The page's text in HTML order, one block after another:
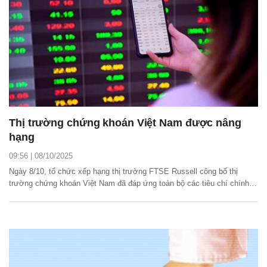
Thị trường chứng khoán Việt Nam được nâng
hạng
09:56 | 08/10/2025
Ngày 8/10, tổ chức xếp hạng thị trường FTSE Russell công bố thị
trường chứng khoán Việt Nam đã đáp ứng toàn bộ các tiêu chí chính